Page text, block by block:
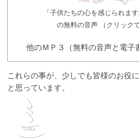
「子供たちの心を感じられま
の無料の音声 （クリックで
他のＭＰ３（無料の音声と電子
これらの事が、少しでも皆様のお役
と思っています。